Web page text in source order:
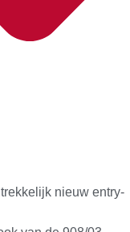
nieuw entry-